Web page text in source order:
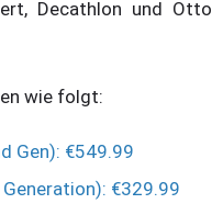
Decathlon und Otto
wie folgt:
Gen): €549.99
€329.99